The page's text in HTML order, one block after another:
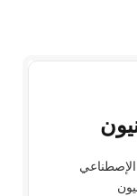
الإصطناعي